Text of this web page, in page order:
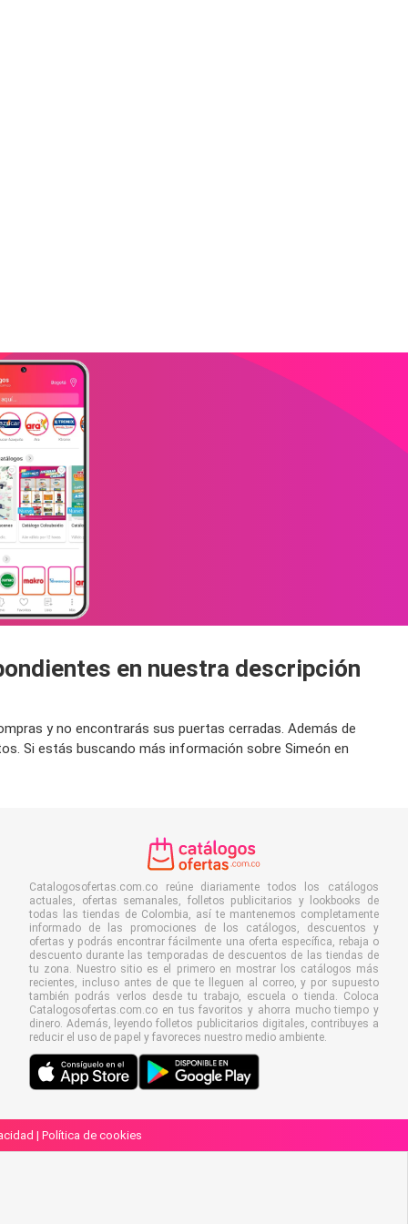
en nuestra descripción
y no encontrarás sus puertas cerradas. Además de
Si estás buscando más información sobre Simeón en
Catalogosofertas.com.co reúne diariamente todos los catálogos
actuales, ofertas semanales, folletos publicitarios y lookbooks de
todas las tiendas de Colombia, así te mantenemos completamente
informado de las promociones de los catálogos, descuentos y
ofertas y podrás encontrar fácilmente una oferta específica, rebaja o
descuento durante las temporadas de descuentos de las tiendas de
tu zona. Nuestro sitio es el primero en mostrar los catálogos más
recientes, incluso antes de que te lleguen al correo, y por supuesto
también podrás verlos desde tu trabajo, escuela o tienda. Coloca
Catalogosofertas.com.co en tus favoritos y ahorra mucho tiempo y
dinero. Además, leyendo folletos publicitarios digitales, contribuyes a
reducir el uso de papel y favoreces nuestro medio ambiente.
| Política de cookies